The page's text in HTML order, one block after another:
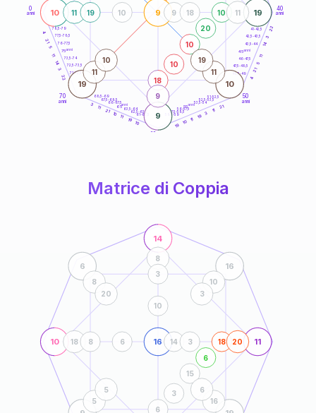
0
anni
40
anni
50
anni
60
70
anni
41-42,5
42,5-43,5
43,5-44
46-47,5
47,5-48,5
48,5-49
51-52,5
52,5-53,5
53,5-54
56-57,5
57,5-58,5
58,5-59
61-62,5
62,5-63,5
63,5-64
66-67,5
67,5-68,5
68,5-69
71-72,5
72,5-73,5
73,5-74
76-77,5
77,5-78,5
78,5-79 22
3
14
11
5
21
4
21
11
3
19
11
10
19
10
19
11
10
21
11
3
22
3
14
11
5
21
4
10 19
9
9
19 10
18
10
10
20
10
11 11
9
19 9 18
10
11
10
11
19
45anni
55anni
65anni
75anni
Matrice di Coppia
10
14
11
16
6 16
6
3
15
6
18
18
8
20
8
3
14 3
6
10
8
20
10
3
5
5
16
6